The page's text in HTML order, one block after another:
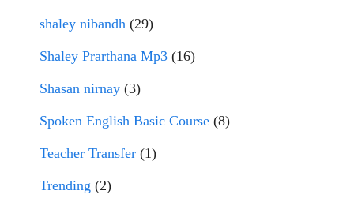
shaley nibandh (29)
Shaley Prarthana Mp3 (16)
Shasan nirnay (3)
Spoken English Basic Course (8)
Teacher Transfer (1)
Trending (2)